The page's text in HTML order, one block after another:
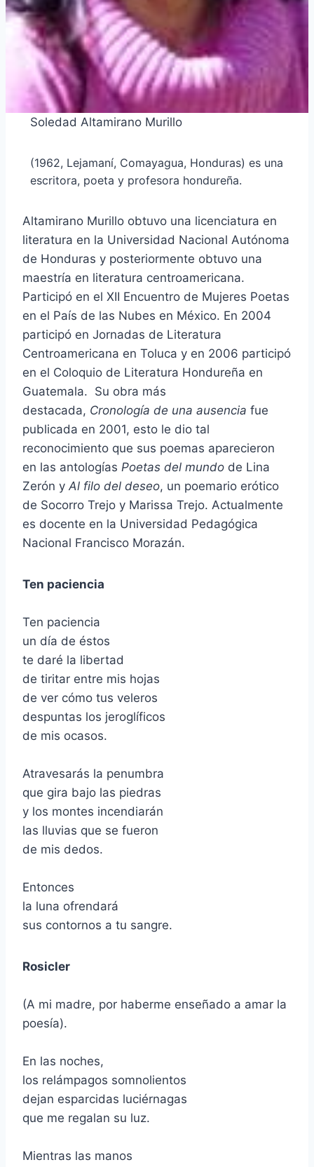
Soledad Altamirano Murillo
(1962, Lejamaní, Comayagua, Honduras) es una
escritora, poeta y profesora hondureña.
Altamirano Murillo obtuvo una licenciatura en
literatura en la Universidad Nacional Autónoma
de Honduras y posteriormente obtuvo una
maestría en literatura centroamericana.
Participó en el XII Encuentro de Mujeres Poetas
en el País de las Nubes en México. En 2004
participó en Jornadas de Literatura
Centroamericana en Toluca y en 2006 participó
en el Coloquio de Literatura Hondureña en
Guatemala. ​ Su obra más
destacada, Cronología de una ausencia fue
publicada en 2001, esto le dio tal
reconocimiento que sus poemas aparecieron
en las antologías Poetas del mundo de Lina
Zerón y Al filo del deseo, un poemario erótico
de Socorro Trejo y Marissa Trejo. Actualmente
es docente en la Universidad Pedagógica
Nacional Francisco Morazán.
Ten paciencia
Ten paciencia
un día de éstos
te daré la libertad
de tiritar entre mis hojas
de ver cómo tus veleros
despuntas los jeroglíficos
de mis ocasos.
Atravesarás la penumbra
que gira bajo las piedras
y los montes incendiarán
las lluvias que se fueron
de mis dedos.
Entonces
la luna ofrendará
sus contornos a tu sangre.
Rosicler
(A mi madre, por haberme enseñado a amar la
poesía).
En las noches,
los relámpagos somnolientos
dejan esparcidas luciérnagas
que me regalan su luz.
Mientras las manos